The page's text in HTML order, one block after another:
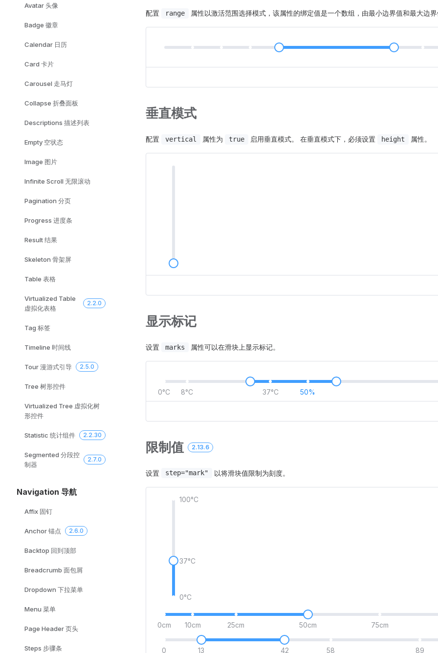
Avatar 头像
Badge 徽章
Calendar 日历
Card 卡片
Carousel 走马灯
Collapse 折叠面板
Descriptions 描述列表
Empty 空状态
Image 图片
Infinite Scroll 无限滚动
Pagination 分页
Progress 进度条
Result 结果
Skeleton 骨架屏
Table 表格
Virtualized Table
虚拟化表格
2.2.0
Tag 标签
Timeline 时间线
Tour 漫游式引导 2.5.0
Tree 树形控件
Virtualized Tree 虚拟化树
形控件
Statistic 统计组件 2.2.30
Segmented 分段控
制器
2.7.0
Navigation 导航
Affix 固钉
Anchor 锚点 2.6.0
Backtop 回到顶部
Breadcrumb 面包屑
Dropdown 下拉菜单
Menu 菜单
Page Header 页头
Steps 步骤条
配置 range 属性以激活范围选择模式，该属性的绑定值是一个数组，由最小边界值和最大边界
垂直模式
配置 vertical 属性为 true 启用垂直模式。 在垂直模式下，必须设置 height 属性。
显示标记
设置 marks 属性可以在滑块上显示标记。
0°C 8°C 37°C 50%
限制值 2.13.6
设置 step="mark" 以将滑块值限制为刻度。
0°C
37°C
100°C
0cm 10cm 25cm 50cm 75cm
0 13 42 58 89